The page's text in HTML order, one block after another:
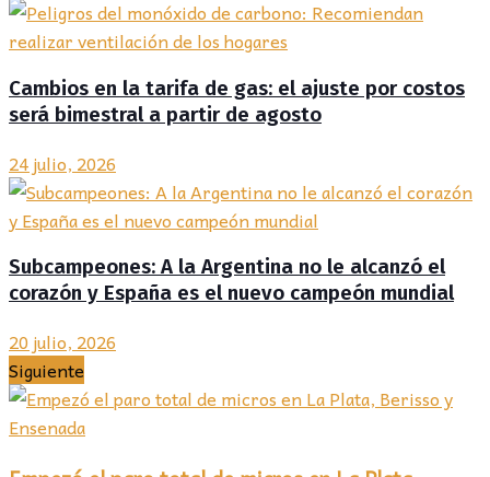
Cambios en la tarifa de gas: el ajuste por costos
será bimestral a partir de agosto
24 julio, 2026
Subcampeones: A la Argentina no le alcanzó el
corazón y España es el nuevo campeón mundial
20 julio, 2026
Siguiente